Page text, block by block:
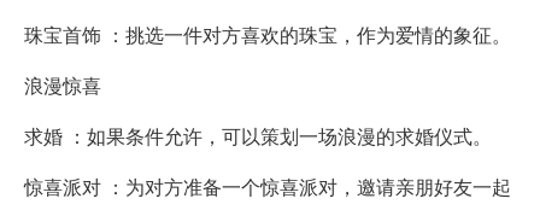
珠宝首饰 ：挑选一件对方喜欢的珠宝，作为爱情的象征。
浪漫惊喜
求婚 ：如果条件允许，可以策划一场浪漫的求婚仪式。
惊喜派对 ：为对方准备一个惊喜派对，邀请亲朋好友一起